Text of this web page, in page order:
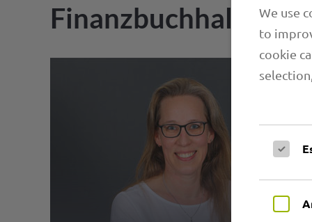
Finanzbuchhaltung
We use
to
cookie